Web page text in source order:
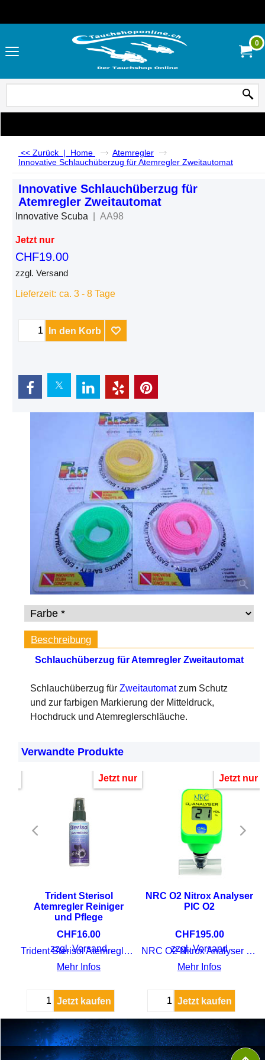
0
<< Zurück | Home
Atemregler
Innovative Schlauchüberzug für Atemregler Zweitautomat
Innovative Schlauchüberzug für
Atemregler Zweitautomat
Innovative Scuba AA98
Jetzt nur
CHF19.00
zzgl. Versand
Lieferzeit: ca. 3 - 8 Tage
In den Korb
Beschreibung
Schlauchüberzug für Atemregler Zweitautomat
Schlauchüberzug für Zweitautomatzum Schutz
und zur farbigen Markierung der Mitteldruck,
Hochdruck und Atemreglerschläuche.
Verwandte Produkte
Jetzt nur
Trident Sterisol
Atemregler Reiniger
und Pflege
CHF16.00
zzgl. Versand
Trident Sterisol Atemregler Reiniger und Pflege
Mehr Infos
Jetzt kaufen
Jetzt nur
NRC O2 Nitrox Analyser
PIC O2
CHF195.00
zzgl. Versand
NRC O2 Nitrox Analyser PIC O2
Mehr Infos
Jetzt kaufen